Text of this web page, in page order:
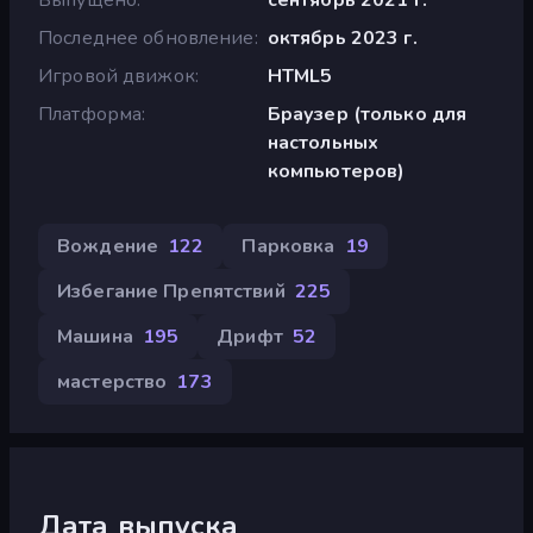
Последнее обновление
октябрь 2023 г.
Игровой движок
HTML5
Платформа
Браузер (только для
настольных
компьютеров)
Вождение 122 Парковка 19
Избегание Препятствий 225
Машина 195 Дрифт 52
мастерство 173